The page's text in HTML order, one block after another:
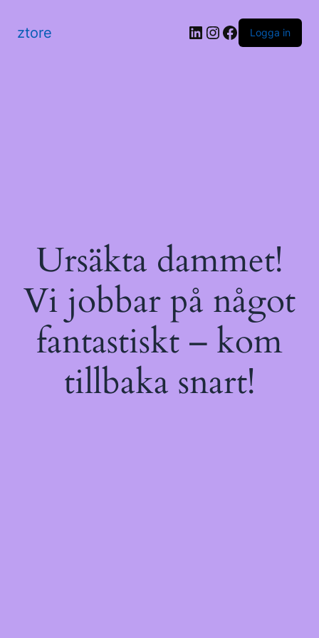
ztore LinkedIn
Instagram
Facebook
Logga in
Ursäkta dammet!
Vi jobbar på något
fantastiskt – kom
tillbaka snart!